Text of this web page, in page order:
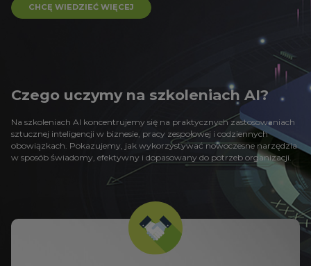
CHCĘ WIEDZIEĆ WIĘCEJ
Czego uczymy na szkoleniach AI?
Na szkoleniach AI koncentrujemy się na praktycznych zastosowaniach
sztucznej inteligencji w biznesie, pracy zespołowej i codziennych
obowiązkach. Pokazujemy, jak wykorzystywać nowoczesne narzędzia
w sposób świadomy, efektywny i dopasowany do potrzeb organizacji.